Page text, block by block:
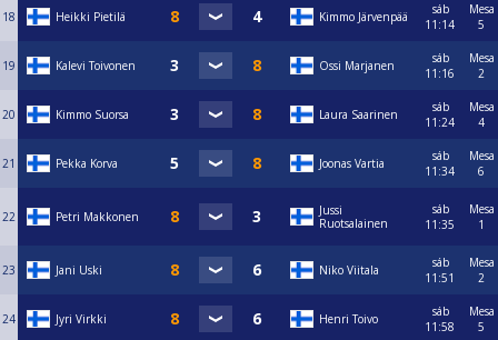
18 Heikki Pietilä Kimmo Järvenpää
sáb
11:14
Mesa
5
19 Kalevi Toivonen Ossi Marjanen
sáb
11:16
Mesa
2
20 Kimmo Suorsa Laura Saarinen
sáb
11:24
Mesa
4
21 Pekka Korva Joonas Vartia
sáb
11:34
Mesa
6
22 Petri Makkonen
Jussi
Ruotsalainen
sáb
11:35
Mesa
1
23 Jani Uski Niko Viitala
sáb
11:51
Mesa
2
24 Jyri Virkki Henri Toivo
sáb
11:58
Mesa
5